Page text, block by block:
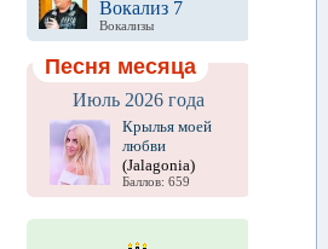
Вокализ 7
Вокализы
Песня месяца
Июль 2026 года
Крылья моей
любви
(Jalagonia)
Баллов: 659